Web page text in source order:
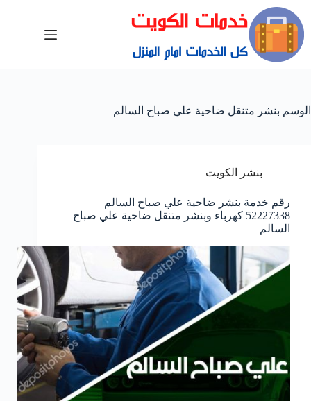
الوسم بنشر متنقل ضاحية علي صباح السالم
بنشر الكويت
رقم خدمة بنشر ضاحية علي صباح السالم
52227338 كهرباء وبنشر متنقل ضاحية علي صباح
السالم